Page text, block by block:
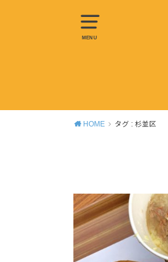
MENU
HOME タグ : 杉並区